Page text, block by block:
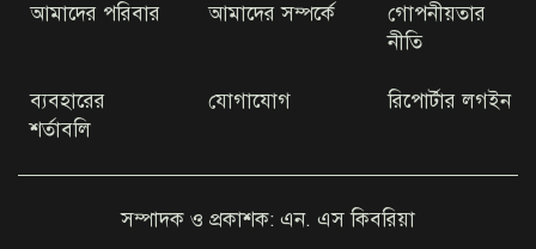
কক্সবাজারের মহেশখালীর
মাতারবাড়িতে পৌঁছেছেন প্রধানমন্ত্রী
নিয়ে ট্রেনের নিচে তরুণী ঝাঁপ
আমাদের পরিবার আমাদের সম্পর্কে
গোপনীয়তার
নীতি
ব্যবহারের
শর্তাবলি
যোগাযোগ রিপোর্টার লগইন
সম্পাদক ও প্রকাশক: এন. এস কিবরিয়া